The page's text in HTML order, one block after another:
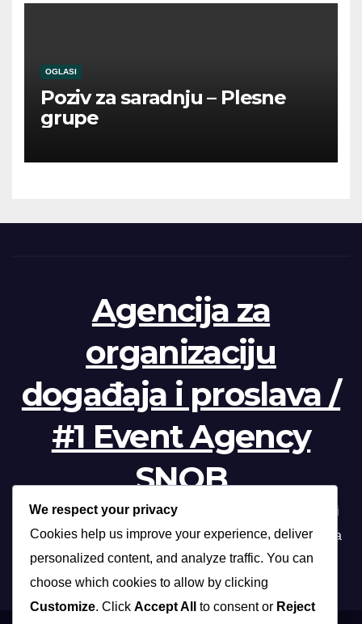
OGLASI
Poziv za saradnju – Plesne
grupe
Agencija za
organizaciju
događaja i proslava /
#1 Event Agency
SNOB
Profesionalna organizacija događanja /// Beograd, Novi
Sad, Niš, Kopaonik, Zlatibor, Vrnjačka banja, Sokobanja
We respect your privacy
Cookies help us improve your experience, deliver
personalized content, and analyze traffic. You can
choose which cookies to allow by clicking
Customize. Click Accept All to consent or Reject